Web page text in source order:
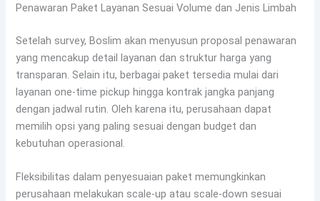
Penawaran Paket Layanan Sesuai Volume dan Jenis Limbah
Setelah survey, Boslim akan menyusun proposal penawaran
yang mencakup detail layanan dan struktur harga yang
transparan. Selain itu, berbagai paket tersedia mulai dari
layanan one-time pickup hingga kontrak jangka panjang
dengan jadwal rutin. Oleh karena itu, perusahaan dapat
memilih opsi yang paling sesuai dengan budget dan
kebutuhan operasional.
Fleksibilitas dalam penyesuaian paket memungkinkan
perusahaan melakukan scale-up atau scale-down sesuai